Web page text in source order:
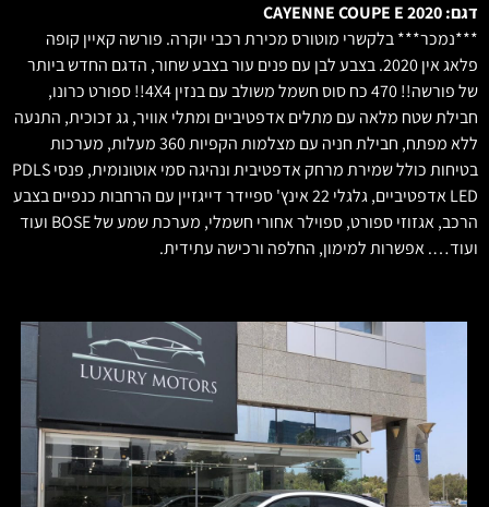
דגם: CAYENNE COUPE E 2020
***נמכר*** בלקשרי מוטורס מכירת רכבי יוקרה. פורשה קאיין קופה
פלאג אין 2020. בצבע לבן עם פנים עור בצבע שחור, הדגם החדש ביותר
של פורשה!! 470 כח סוס חשמל משולב עם בנזין 4X4!! ספורט כרונו,
חבילת שטח מלאה עם מתלים אדפטיביים ומתלי אוויר, גג זכוכית, התנעה
ללא מפתח, חבילת חניה עם מצלמות הקפיות 360 מעלות, מערכות
בטיחות כולל שמירת מרחק אדפטיבית ונהיגה סמי אוטונומית, פנסי PDLS
LED אדפטיביים, גלגלי 22 אינץ' ספיידר דייגזיין עם הרחבות כנפיים בצבע
הרכב, אגזוזי ספורט, ספוילר אחורי חשמלי, מערכת שמע של BOSE ועוד
ועוד…. אפשרות למימון, החלפה ורכישה עתידית.